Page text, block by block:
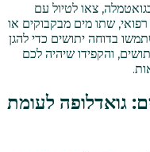
צאו לטיול עם
רפואי, שתו מים מבקבוקים או
בדוחה יתושים כדי להגן
והקפידו שיהיה לכם
גואדלופה לעומת